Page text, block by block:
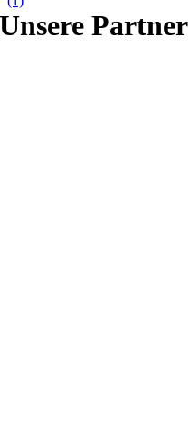
Unsere Partner